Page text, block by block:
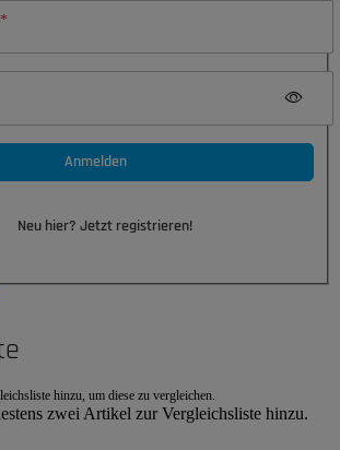
Anmelden
Neu hier? Jetzt registrieren!
hinzu, um diese zu vergleichen.
zwei Artikel zur Vergleichsliste hinzu.